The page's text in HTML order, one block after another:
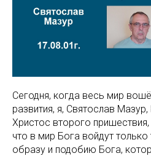
Сегодня, когда весь мир
развития, я, Святослав
Христос второго
что в мир Бога войдут
образу и подобию Бога,